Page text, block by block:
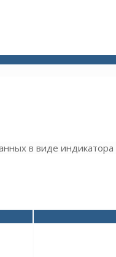
в виде индикатора